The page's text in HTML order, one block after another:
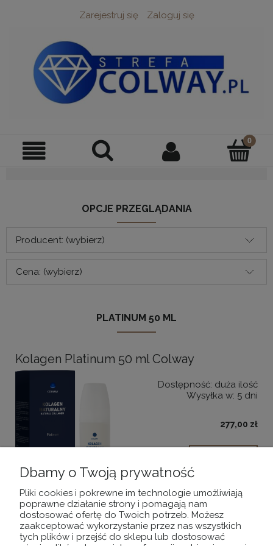
Zarejestruj się Zaloguj się
OPCJE PRZEGLĄDANIA
Producent: (wybierz)
Cena: (wybierz)
PLATINUM 50 ML
Kolagen Platinum 50 ml Colway
Dostępność: duża ilość
Wysyłka w: 5 dni
277,00 zł
POMOC
Dbamy o Twoją prywatność
Pliki cookies i pokrewne im technologie umożliwiają
poprawne działanie strony i pomagają nam
dostosować ofertę do Twoich potrzeb. Możesz
zaakceptować wykorzystanie przez nas wszystkich
tych plików i przejść do sklepu lub dostosować